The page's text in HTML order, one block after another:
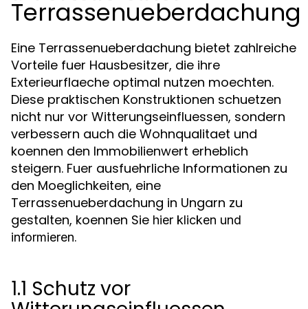
Terrassenueberdachung
Eine Terrassenueberdachung bietet zahlreiche
Vorteile fuer Hausbesitzer, die ihre
Exterieurflaeche optimal nutzen moechten.
Diese praktischen Konstruktionen schuetzen
nicht nur vor Witterungseinfluessen, sondern
verbessern auch die Wohnqualitaet und
koennen den Immobilienwert erheblich
steigern. Fuer ausfuehrliche Informationen zu
den Moeglichkeiten, eine
Terrassenueberdachung in Ungarn zu
gestalten, koennen Sie hier klicken und
informieren.
1.1 Schutz vor